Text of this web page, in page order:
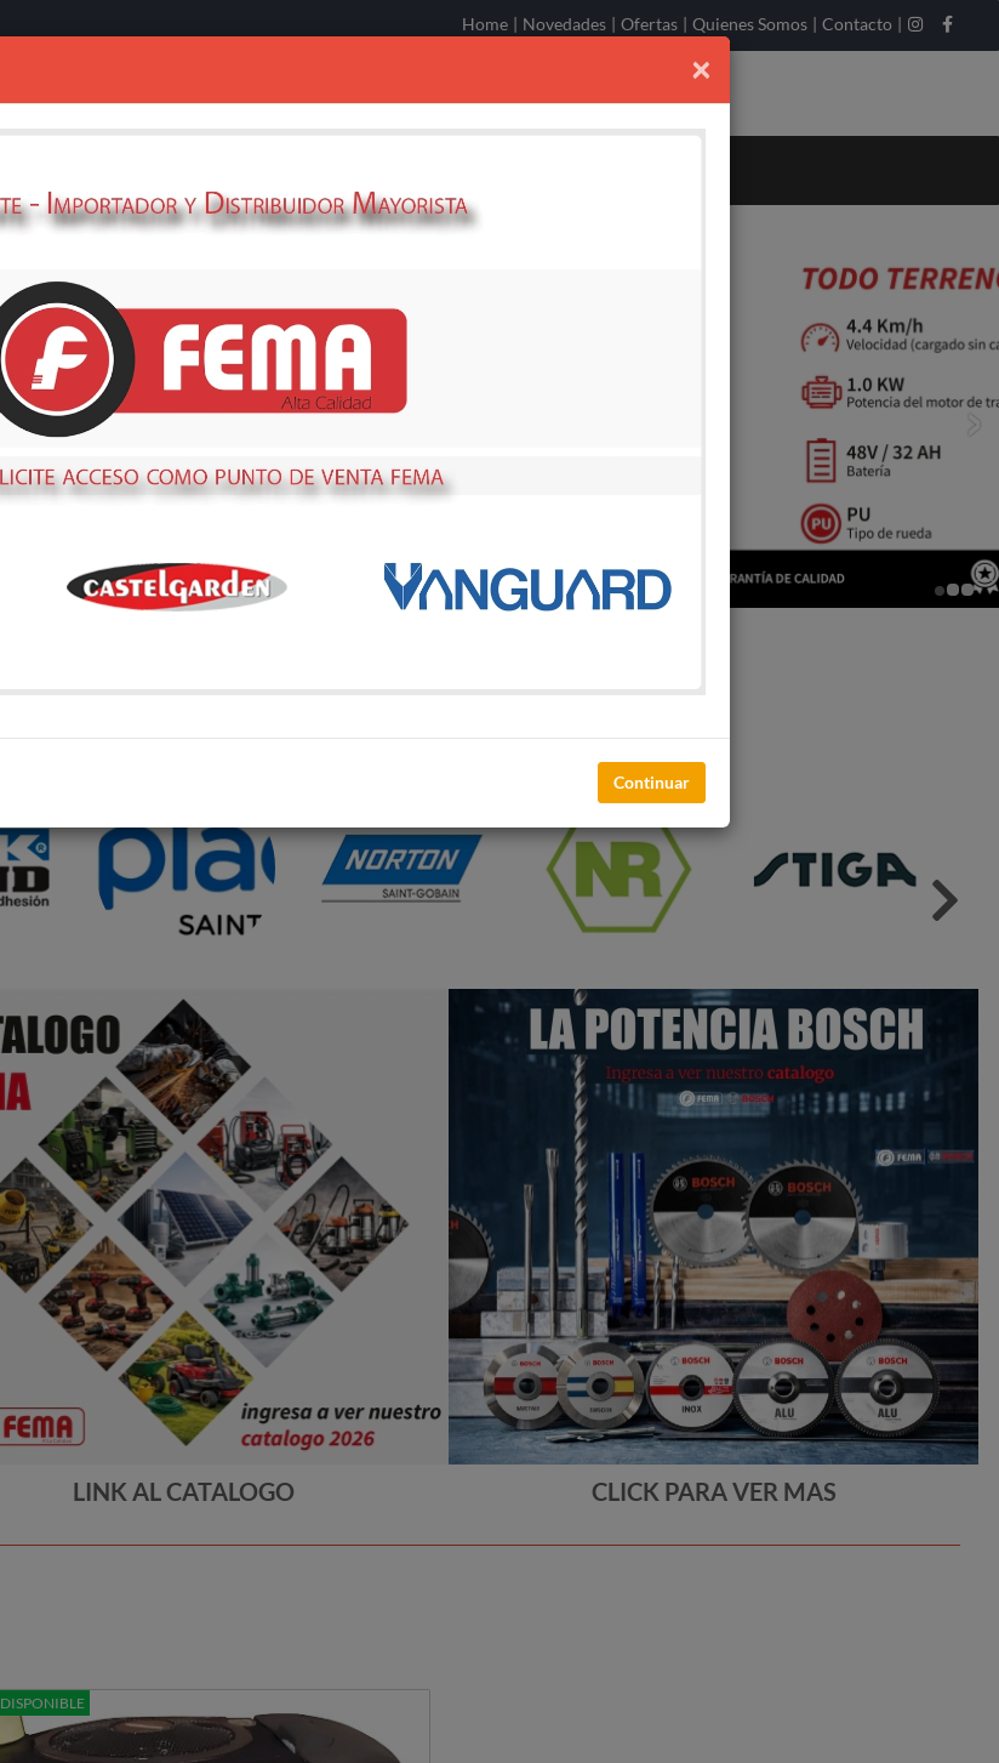
Home | Novedades | Ofertas | Quienes Somos | Contacto |
›
LINK AL CATALOGO CLICK PARA VER MAS
DISPONIBLE
×
Continuar